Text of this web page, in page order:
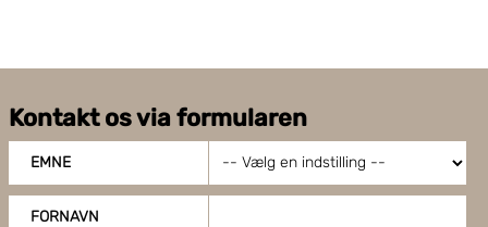
Kontakt os via formularen
EMNE
FORNAVN